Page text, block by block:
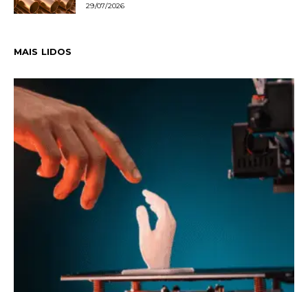
29/07/2026
MAIS LIDOS